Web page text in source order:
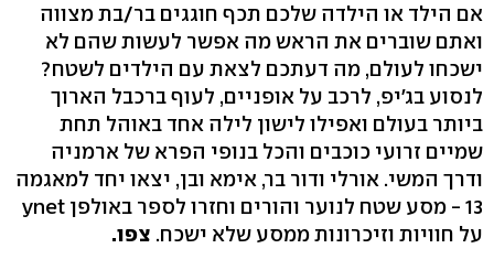
אם הילד או הילדה שלכם תכף חוגגים בר/בת מצווה
ואתם שוברים את הראש מה אפשר לעשות שהם לא
ישכחו לעולם, מה דעתכם לצאת עם הילדים לשטח?
לנסוע בג'יפ, לרכב על אופניים, לעוף ברכבל הארוך
ביותר בעולם ואפילו לישון לילה אחד באוהל תחת
שמיים זרועי כוכבים והכל בנופי הפרא של ארמניה
ודרך המשי. אורלי ודור בר, אימא ובן, יצאו יחד למאגמה
13 - מסע שטח לנוער והורים וחזרו לספר באולפן ynet
על חוויות וזיכרונות ממסע שלא ישכח. צפו.